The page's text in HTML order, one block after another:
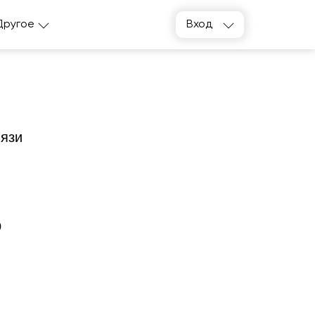
Вход